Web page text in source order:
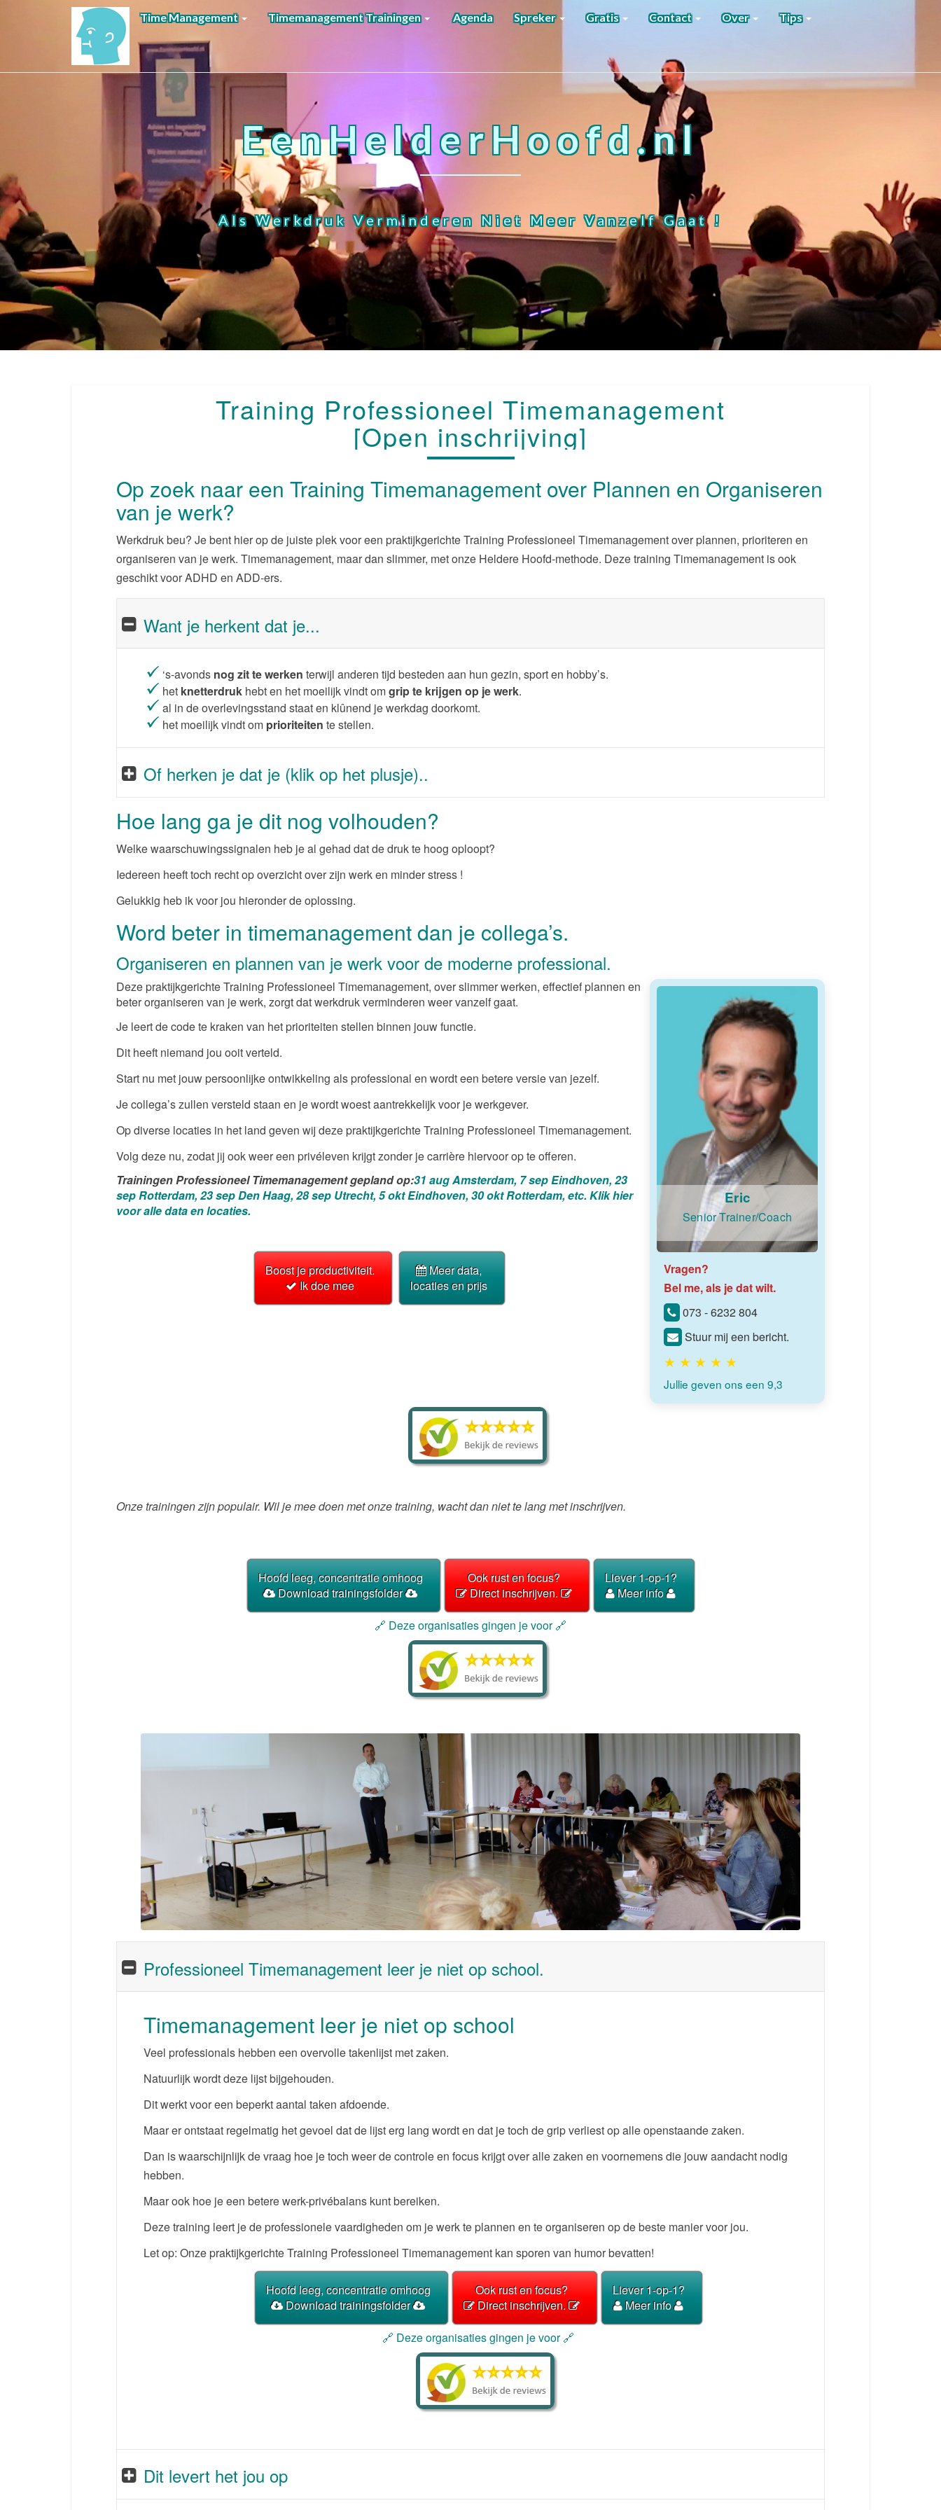
Time Management Timemanagement Trainingen Agenda Spreker Gratis Contact Over Tips
EenHelderHoofd.nl
Als Werkdruk Verminderen Niet Meer Vanzelf Gaat !
PROFESSIONEEL
TIMEMANAGEMENT
[OPEN
INSCHRIJVING]
Training Professioneel Timemanagement
[Open inschrijving]
Op zoek naar een Training Timemanagement over Plannen en Organiseren
van je werk?
Werkdruk beu? Je bent hier op de juiste plek voor een praktijkgerichte Training Professioneel Timemanagement over plannen, prioriteren en
organiseren van je werk. Timemanagement, maar dan slimmer, met onze Heldere Hoofd-methode. Deze training Timemanagement is ook
geschikt voor ADHD en ADD-ers.
Want je herkent dat je...
‘s-avonds nog zit te werken terwijl anderen tijd besteden aan hun gezin, sport en hobby’s.
het knetterdruk hebt en het moeilijk vindt omgrip te krijgen op je werk.
al in de overlevingsstand staat en klûnend je werkdag doorkomt.
het moeilijk vindt om prioriteitente stellen.
Of herken je dat je (klik op het plusje)..
Hoe lang ga je dit nog volhouden?
Welke waarschuwingssignalen heb je al gehad dat de druk te hoog oploopt?
Iedereen heeft toch recht op overzicht over zijn werk en minder stress !
Gelukkig heb ik voor jou hieronder de oplossing.
Word beter in timemanagement dan je collega’s.
Organiseren en plannen van je werk voor de moderne professional.
Eric
Senior Trainer/Coach
Vragen?
Bel me, als je dat wilt.
073 - 6232 804
Stuur mij een bericht.
★ ★ ★ ★ ★
Jullie geven ons een 9,3
Deze praktijkgerichte Training Professioneel Timemanagement, over slimmer werken, effectief plannen en
beter organiseren van je werk, zorgt dat werkdruk verminderen weer vanzelf gaat.
Je leert de code te kraken van het prioriteiten stellen binnen jouw functie.
Dit heeft niemand jou ooit verteld.
Start nu met jouw persoonlijke ontwikkeling als professional en wordt een betere versie van jezelf.
Je collega’s zullen versteld staan en je wordt woest aantrekkelijk voor je werkgever.
Op diverse locaties in het land geven wij deze praktijkgerichte Training Professioneel Timemanagement.
Volg deze nu, zodat jij ook weer een privéleven krijgt zonder je carrière hiervoor op te offeren.
Trainingen Professioneel Timemanagement gepland op:31 aug Amsterdam, 7 sep Eindhoven, 23
sep Rotterdam, 23 sep Den Haag, 28 sep Utrecht, 5 okt Eindhoven, 30 okt Rotterdam, etc. Klik hier
voor alle data en locaties.
Boost je productiviteit.
Ik doe mee
Meer data,
locaties en prijs
Onze trainingen zijn populair. Wil je mee doen met onze training, wacht dan niet te lang met inschrijven.
Hoofd leeg, concentratie omhoog
Download trainingsfolder
Ook rust en focus?
Direct inschrijven.
Liever 1-op-1?
Meer info
🔗 Deze organisaties gingen je voor 🔗
Professioneel Timemanagement leer je niet op school.
Timemanagement leer je niet op school
Veel professionals hebben een overvolle takenlijst met zaken.
Natuurlijk wordt deze lijst bijgehouden.
Dit werkt voor een beperkt aantal taken afdoende.
Maar er ontstaat regelmatig het gevoel dat de lijst erg lang wordt en dat je toch de grip verliest op alle openstaande zaken.
Dan is waarschijnlijk de vraag hoe je toch weer de controle en focus krijgt over alle zaken en voornemens die jouw aandacht nodig
hebben.
Maar ook hoe je een betere werk-privébalans kunt bereiken.
Deze training leert je de professionele vaardigheden om je werk te plannen en te organiseren op de beste manier voor jou.
Let op: Onze praktijkgerichte Training Professioneel Timemanagement kan sporen van humor bevatten!
Hoofd leeg, concentratie omhoog
Download trainingsfolder
Ook rust en focus?
Direct inschrijven.
Liever 1-op-1?
Meer info
🔗 Deze organisaties gingen je voor 🔗
Dit levert het jou op